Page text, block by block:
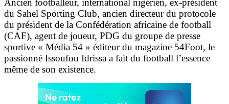
du Sahel Sporting Club, ancien directeur du protocole
du président de la Confédération africaine de football
(CAF), agent de joueur, PDG du groupe de presse
sportive « Média 54 » éditeur du magazine 54Foot, le
passionné Issoufou Idrissa a fait du football l’essence
même de son existence.